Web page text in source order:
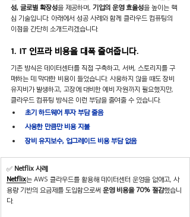
성, 글로벌 확장성을 제공하며, 기업의 운영 효율성을 높이는 핵
심 기술입니다. 아래에서 성공 사례와 함께 클라우드 컴퓨팅의
이점을 간단히 소개드리겠습니다.
1. IT 인프라 비용을 대폭 줄여줍니다.
기존 방식은 데이터센터를 직접 구축하고, 서버, 스토리지를 구
매하는 데 막대한 비용이 들었습니다. 사용하지 않을 때도 장비
유지비가 발생하고, 고장에 대비한 예비 자원까지 필요했지만,
클라우드 컴퓨팅 방식은 이런 부담을 줄여줄 수 있습니다.
초기 하드웨어 투자 부담 줄음
사용한 만큼만 비용 지불
장비 유지보수, 업그레이드 비용 부담 없음
✅ Netflix 사례
Netflix는 AWS 클라우드를 활용해 데이터센터 운영을 없애고, 사
용량 기반의 요금제를 도입함으로써 운영 비용을 70% 절감했습니
다.